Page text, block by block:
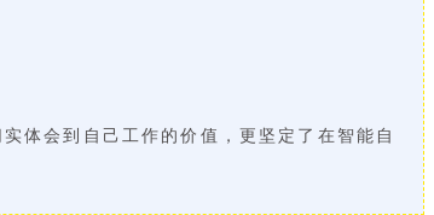
体会到自己工作的价值，更坚定了在智能自